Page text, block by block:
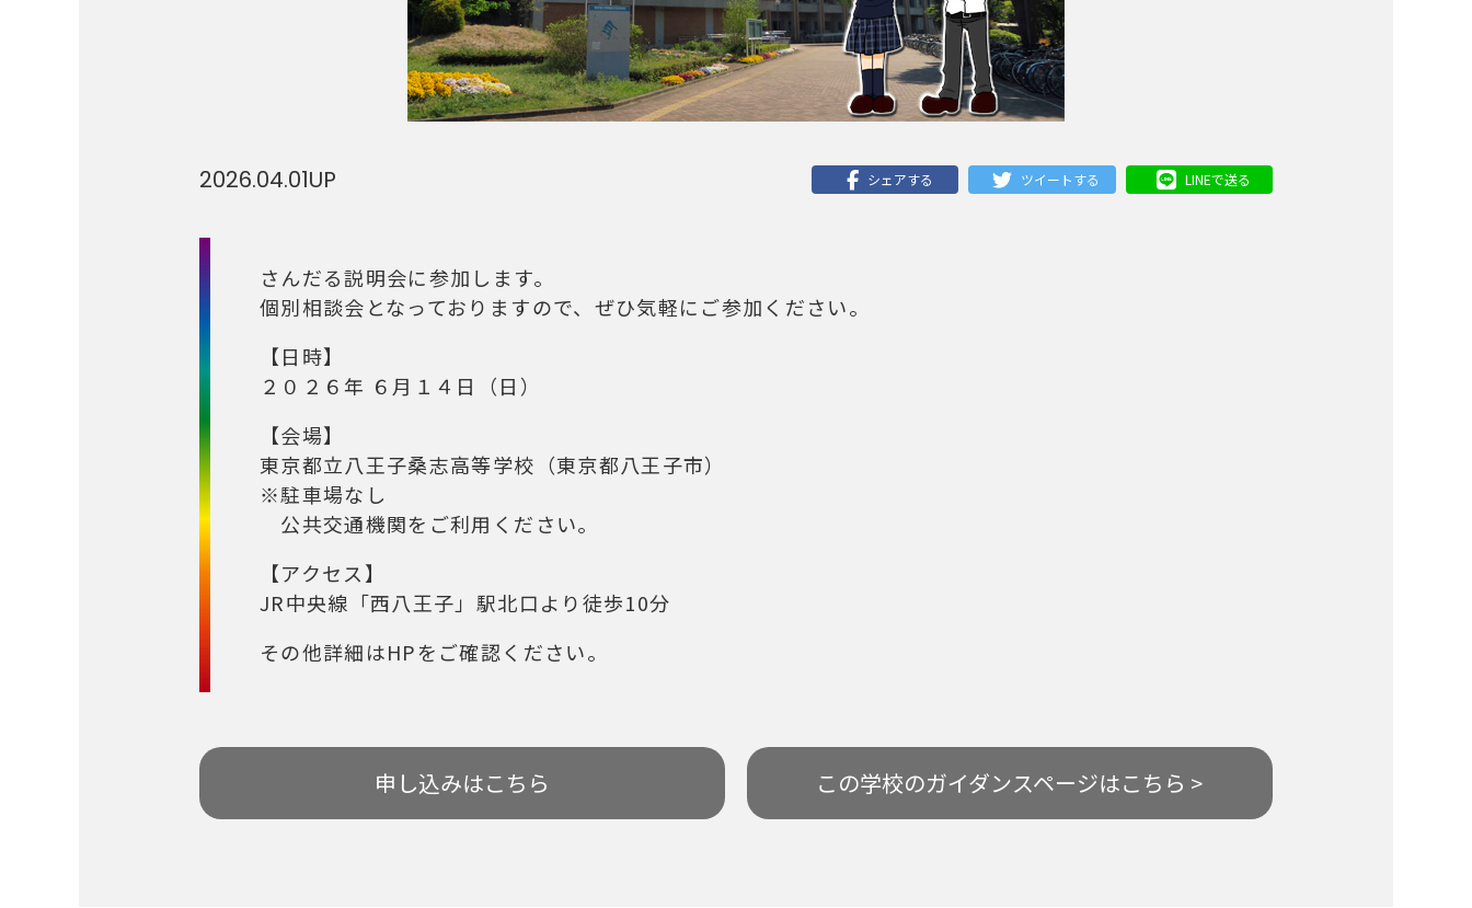
2026.04.01UP シェアする ツイートする LINEで送る
さんだる説明会に参加します。
個別相談会となっておりますので、ぜひ気軽にご参加ください。
【日時】
２０２６年 ６月１４日（日）
【会場】
東京都立八王子桑志高等学校（東京都八王子市）
※駐車場なし
公共交通機関をご利用ください。
【アクセス】
JR中央線「西八王子」駅北口より徒歩10分
その他詳細はHPをご確認ください。
申し込みはこちら この学校のガイダンスページはこちら >